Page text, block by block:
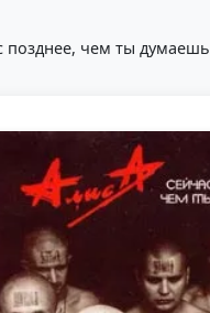
позднее, чем ты думаешь